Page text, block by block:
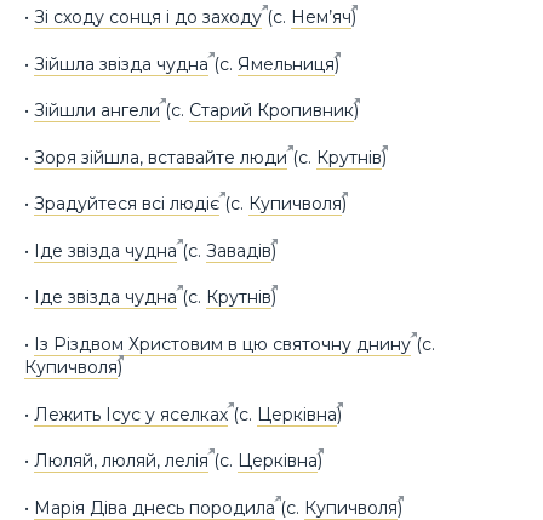
• Зі сходу сонця і до заходу(с. Нем’яч)
• Зійшла звізда чудна(с. Ямельниця)
• Зійшли ангели(с. Старий Кропивник)
• Зоря зійшла, вставайте люди(с. Крутнів)
• Зрадуйтеся всі людіє(с. Купичволя)
• Іде звізда чудна(с. Завадів)
• Іде звізда чудна(с. Крутнів)
• Із Різдвом Христовим в цю святочну днину(с.
Купичволя)
• Лежить Ісус у яселках(с. Церківна)
• Люляй, люляй, лелія(с. Церківна)
• Марія Діва днесь породила(с. Купичволя)